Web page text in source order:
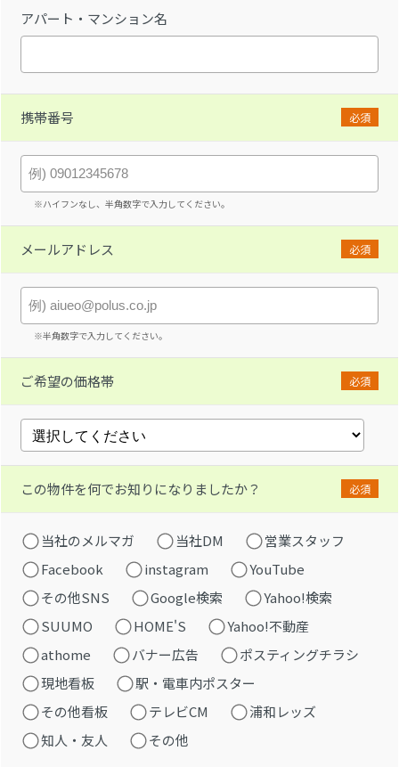
アパート・マンション名
携帯番号 必須
※ハイフンなし、半角数字で入力してください。
メールアドレス 必須
※半角数字で入力してください。
ご希望の価格帯 必須
この物件を何でお知りになりましたか？ 必須
当社のメルマガ 当社DM
営業スタッフ
Facebook
instagram
YouTube
その他SNS
Google検索
Yahoo!検索
SUUMO
HOME'S
Yahoo!不動産
athome
バナー広告
ポスティングチラシ
現地看板
駅・電車内ポスター
その他看板
テレビCM
浦和レッズ
知人・友人
その他